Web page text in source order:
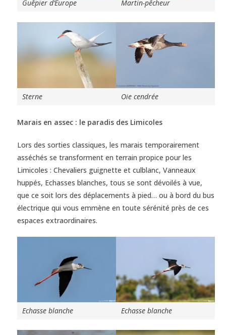
Guêpier d’Europe Martin-pêcheur
Sterne Oie cendrée
Marais en assec : le paradis des Limicoles
Lors des sorties classiques, les marais temporairement
asséchés se transforment en terrain propice pour les
Limicoles : Chevaliers guignette et culblanc, Vanneaux
huppés, Echasses blanches, tous se sont dévoilés à vue,
que ce soit lors des déplacements à pied… ou à bord du bus
électrique qui vous emmène en toute sérénité près de ces
espaces extraordinaires.
Echasse blanche Echasse blanche